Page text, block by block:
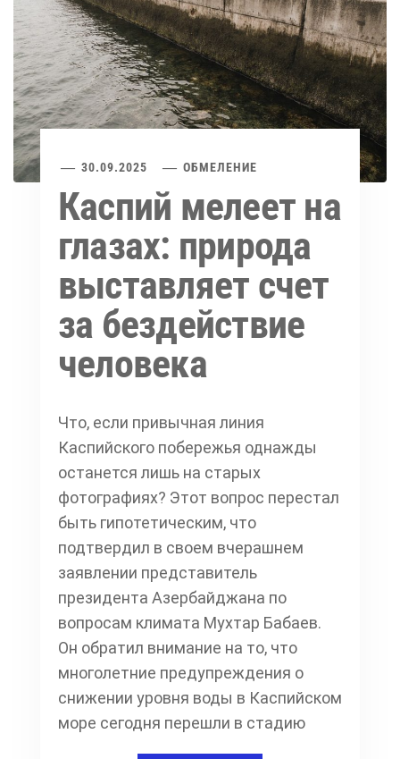
30.09.2025 ОБМЕЛЕНИЕ
Каспий мелеет на
глазах: природа
выставляет счет
за бездействие
человека
Что, если привычная линия
Каспийского побережья однажды
останется лишь на старых
фотографиях? Этот вопрос перестал
быть гипотетическим, что
подтвердил в своем вчерашнем
заявлении представитель
президента Азербайджана по
вопросам климата Мухтар Бабаев.
Он обратил внимание на то, что
многолетние предупреждения о
снижении уровня воды в Каспийском
море сегодня перешли в стадию